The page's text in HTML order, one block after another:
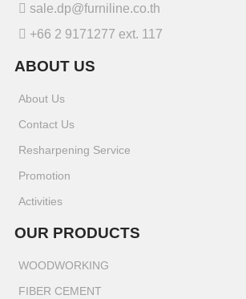
sale.dp@furniline.co.th
+66 2 9171277 ext. 117
ABOUT US
About Us
Contact Us
Resharpening Service
Promotion
Activities
OUR PRODUCTS
WOODWORKING
FIBER CEMENT